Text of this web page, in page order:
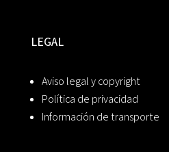
LEGAL
Aviso legal y copyright
Política de privacidad
Información de transporte